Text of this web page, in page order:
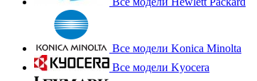
Все модели Konica Minolta
Все модели Kyocera